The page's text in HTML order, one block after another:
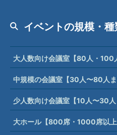
イベントの規模・
大人数向け会議室【80人・100
中規模の会議室【30人〜80人ま
少人数向け会議室【10人〜30人
大ホール【800席・1000席以上